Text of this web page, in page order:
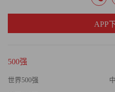
500强
世界500强
APP